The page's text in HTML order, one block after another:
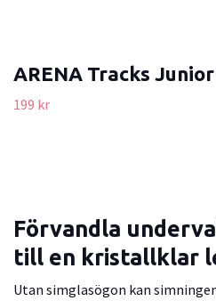
ARENA Tracks
199 kr
Förvandla
till en kristallklar
Utan simglasögon kan